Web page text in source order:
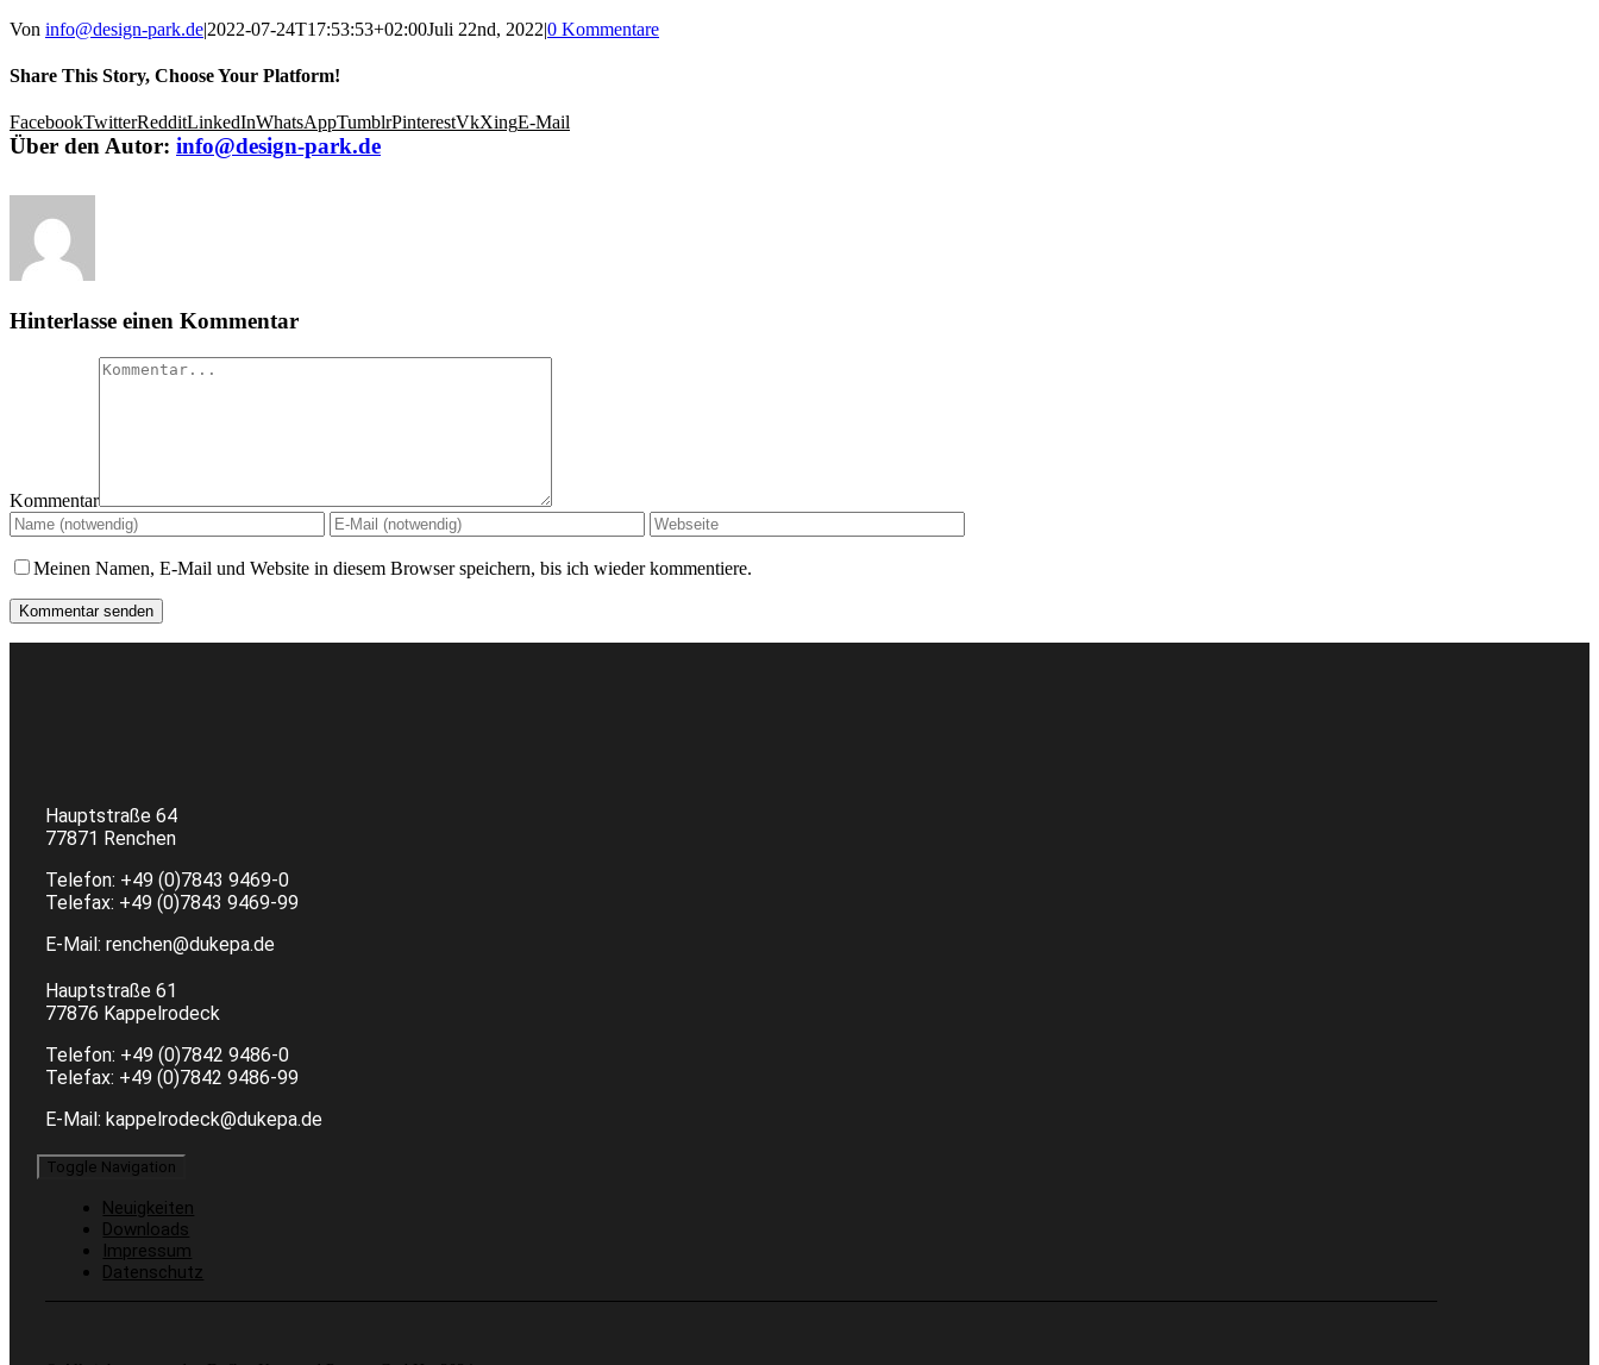
Von info@design-park.de|2022-07-24T17:53:53+02:00Juli 22nd, 2022|0 Kommentare
Share This Story, Choose Your Platform!
FacebookTwitterRedditLinkedInWhatsAppTumblrPinterestVkXingE-Mail
Über den Autor: info@design-park.de
Hinterlasse einen Kommentar
Kommentar
Meinen Namen, E-Mail und Website in diesem Browser speichern, bis ich wieder kommentiere.
Hauptstraße 64
77871 Renchen
Telefon: +49 (0)7843 9469-0
Telefax: +49 (0)7843 9469-99
E-Mail: renchen@dukepa.de
Hauptstraße 61
77876 Kappelrodeck
Telefon: +49 (0)7842 9486-0
Telefax: +49 (0)7842 9486-99
E-Mail: kappelrodeck@dukepa.de
Toggle Navigation
Neuigkeiten
Downloads
Impressum
Datenschutz